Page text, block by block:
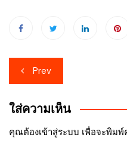
เมนู
นำทาง
เรื่อง
Prev
ใส่ความเห็น
คุณต้องเข้าสู่ระบบ เพื่อจะพิมพ์